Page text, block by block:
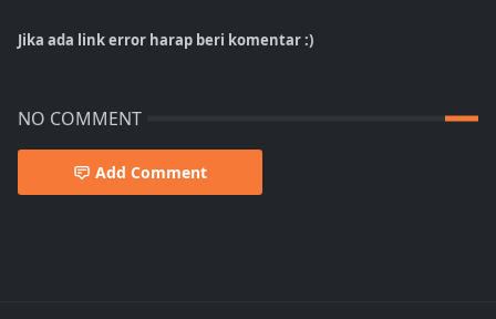
Jika ada link error harap beri komentar :)
NO COMMENT
Add Comment